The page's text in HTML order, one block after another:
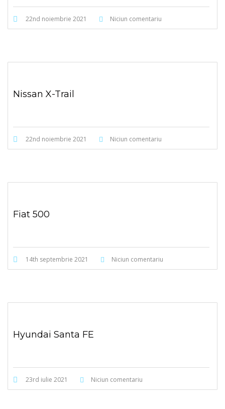
22nd noiembrie 2021 Niciun comentariu
Nissan X-Trail
22nd noiembrie 2021 Niciun comentariu
Fiat 500
14th septembrie 2021 Niciun comentariu
Hyundai Santa FE
23rd iulie 2021 Niciun comentariu